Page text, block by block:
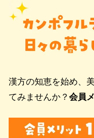
漢方の知恵を始め、
てみませんか？ 会員